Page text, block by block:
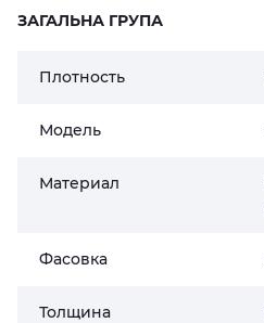
ЗАГАЛЬНА ГРУПА
Плотность
Модель
Материал
Фасовка
Толщина